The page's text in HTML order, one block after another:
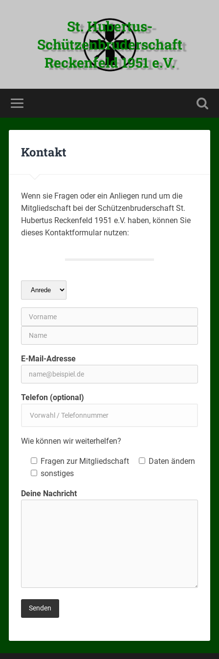
St. Hubertus-
Schützenbruderschaft
Reckenfeld 1951 e.V.
Kontakt
Wenn sie Fragen oder ein Anliegen rund um die
Mitgliedschaft bei der Schützenbruderschaft St.
Hubertus Reckenfeld 1951 e.V. haben, können Sie
dieses Kontaktformular nutzen:
E-Mail-Adresse
Telefon (optional)
Wie können wir weiterhelfen?
Fragen zur Mitgliedschaft
Daten ändern
sonstiges
Deine Nachricht